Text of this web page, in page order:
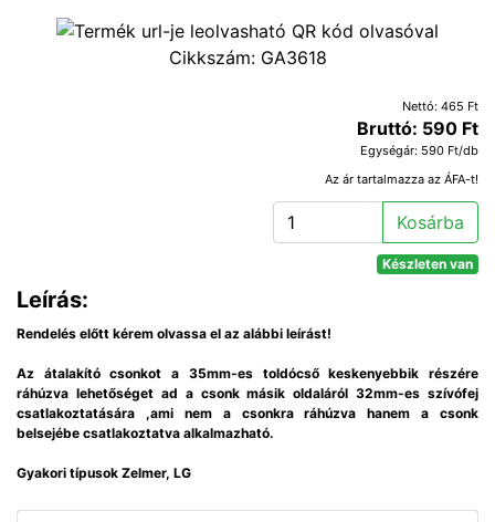
Cikkszám: GA3618
Nettó: 465 Ft
Bruttó: 590 Ft
Egységár: 590 Ft/db
Az ár tartalmazza az ÁFA-t!
Kosárba
Készleten van
Leírás:
Rendelés előtt kérem olvassa el az alábbi leírást!
Az átalakító csonkot a 35mm-es toldócső keskenyebbik részére
ráhúzva lehetőséget ad a csonk másik oldaláról 32mm-es szívófej
csatlakoztatására ,ami nem a csonkra ráhúzva hanem a csonk
belsejébe csatlakoztatva alkalmazható.
Gyakori típusok Zelmer, LG